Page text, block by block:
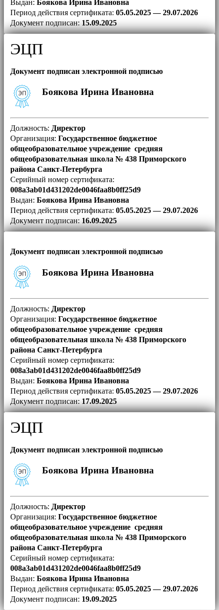
Выдан: Боякова Ирина Ивановна
Период действия сертификата: 05.05.2025 — 29.07.2026
Документ подписан: 15.09.2025
ЭЦП
Документ подписан электронной подписью
Боякова Ирина Ивановна
Должность: Директор
Организация: Государственное бюджетное
общеобразовательное учреждение средняя
общеобразовательная школа № 438 Приморского
района Санкт-Петербурга
Серийный номер сертификата:
008a3ab01d431202de0046faa8b0ff25d9
Выдан: Боякова Ирина Ивановна
Период действия сертификата: 05.05.2025 — 29.07.2026
Документ подписан: 16.09.2025
Документ подписан электронной подписью
Боякова Ирина Ивановна
Должность: Директор
Организация: Государственное бюджетное
общеобразовательное учреждение средняя
общеобразовательная школа № 438 Приморского
района Санкт-Петербурга
Серийный номер сертификата:
008a3ab01d431202de0046faa8b0ff25d9
Выдан: Боякова Ирина Ивановна
Период действия сертификата: 05.05.2025 — 29.07.2026
Документ подписан: 17.09.2025
ЭЦП
Документ подписан электронной подписью
Боякова Ирина Ивановна
Должность: Директор
Организация: Государственное бюджетное
общеобразовательное учреждение средняя
общеобразовательная школа № 438 Приморского
района Санкт-Петербурга
Серийный номер сертификата:
008a3ab01d431202de0046faa8b0ff25d9
Выдан: Боякова Ирина Ивановна
Период действия сертификата: 05.05.2025 — 29.07.2026
Документ подписан: 19.09.2025